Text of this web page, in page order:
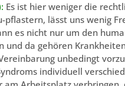
Es ist hier weniger die
pflastern, lässt uns wenig
es nicht nur um den
und da gehören
unbedingt
individuell